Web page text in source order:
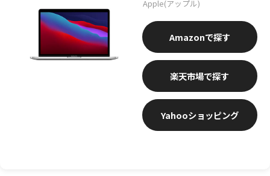
Apple(アップル)
楽天市場
Amazon
Yahooショッピング